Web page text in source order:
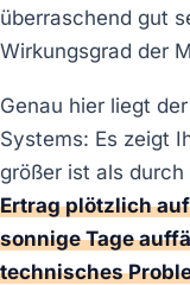
überraschend gut
Wirkungsgrad der
Genau hier liegt
Systems: Es zeigt
größer ist als
Ertrag plötzlich
sonnige Tage
technisches